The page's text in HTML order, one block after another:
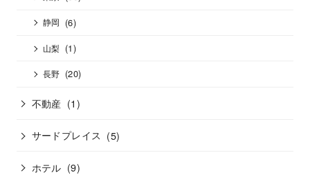
静岡 (6)
山梨 (1)
長野 (20)
不動産 (1)
サードプレイス (5)
ホテル (9)